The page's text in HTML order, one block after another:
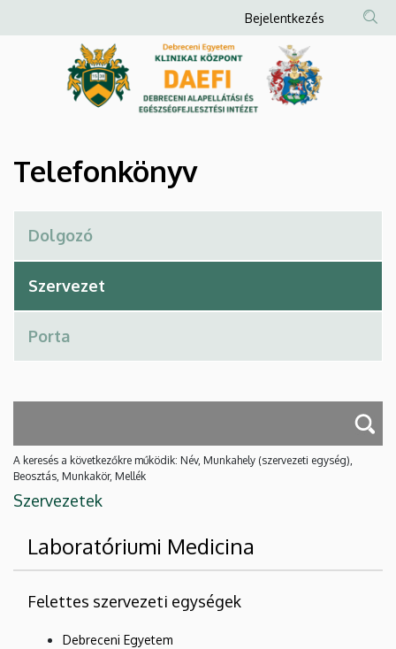
Debreceni
és
Egészségfejlesztési
Intézet
a
Anonim
Felhasználói
fiók
menüje
Bejelentkezés
Telefonkönyv
A keresés a következőkre működik: Név, Munkahely (szervezeti egység),
Beosztás, Munkakör, Mellék
Szervezetek
Laboratóriumi Medicina
Felettes szervezeti egységek
Debreceni Egyetem